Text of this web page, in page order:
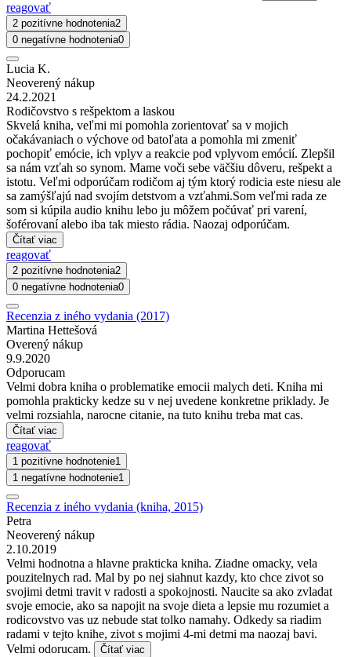
reagovať
2 pozitívne hodnotenia2
0 negatívne hodnotenia0
Lucia K.
Neoverený nákup
24.2.2021
Rodičovstvo s rešpektom a laskou
Skvelá kniha, veľmi mi pomohla zorientovať sa v mojich
očakávaniach o výchove od batoľata a pomohla mi zmeniť
pochopiť emócie, ich vplyv a reakcie pod vplyvom emócií. Zlepšil
sa nám vzťah so synom. Mame voči sebe väčšiu dôveru, rešpekt a
istotu. Veľmi odporúčam rodičom aj tým ktorý rodicia este niesu ale
sa zamýšľajú nad svojím detstvom a vzťahmi.Som veľmi rada ze
som si kúpila audio knihu lebo ju môžem počúvať pri varení,
šoférovaní alebo iba tak miesto rádia. Naozaj odporúčam.
Čítať viac
reagovať
2 pozitívne hodnotenia2
0 negatívne hodnotenia0
Recenzia z iného vydania (2017)
Martina Hettešová
Overený nákup
9.9.2020
Odporucam
Velmi dobra kniha o problematike emocii malych deti. Kniha mi
pomohla prakticky kedze su v nej uvedene konkretne priklady. Je
velmi rozsiahla, narocne citanie, na tuto knihu treba mat cas.
Čítať viac
reagovať
1 pozitívne hodnotenie1
1 negatívne hodnotenie1
Recenzia z iného vydania (kniha, 2015)
Petra
Neoverený nákup
2.10.2019
Velmi hodnotna a hlavne prakticka kniha. Ziadne omacky, vela
pouzitelnych rad. Mal by po nej siahnut kazdy, kto chce zivot so
svojimi detmi travit v radosti a spokojnosti. Naucite sa ako zvladat
svoje emocie, ako sa napojit na svoje dieta a lepsie mu rozumiet a
rodicovstvo vas uz nebude stat tolko namahy. Odkedy sa riadim
radami v tejto knihe, zivot s mojimi 4-mi detmi ma naozaj bavi.
Velmi odorucam.
Čítať viac